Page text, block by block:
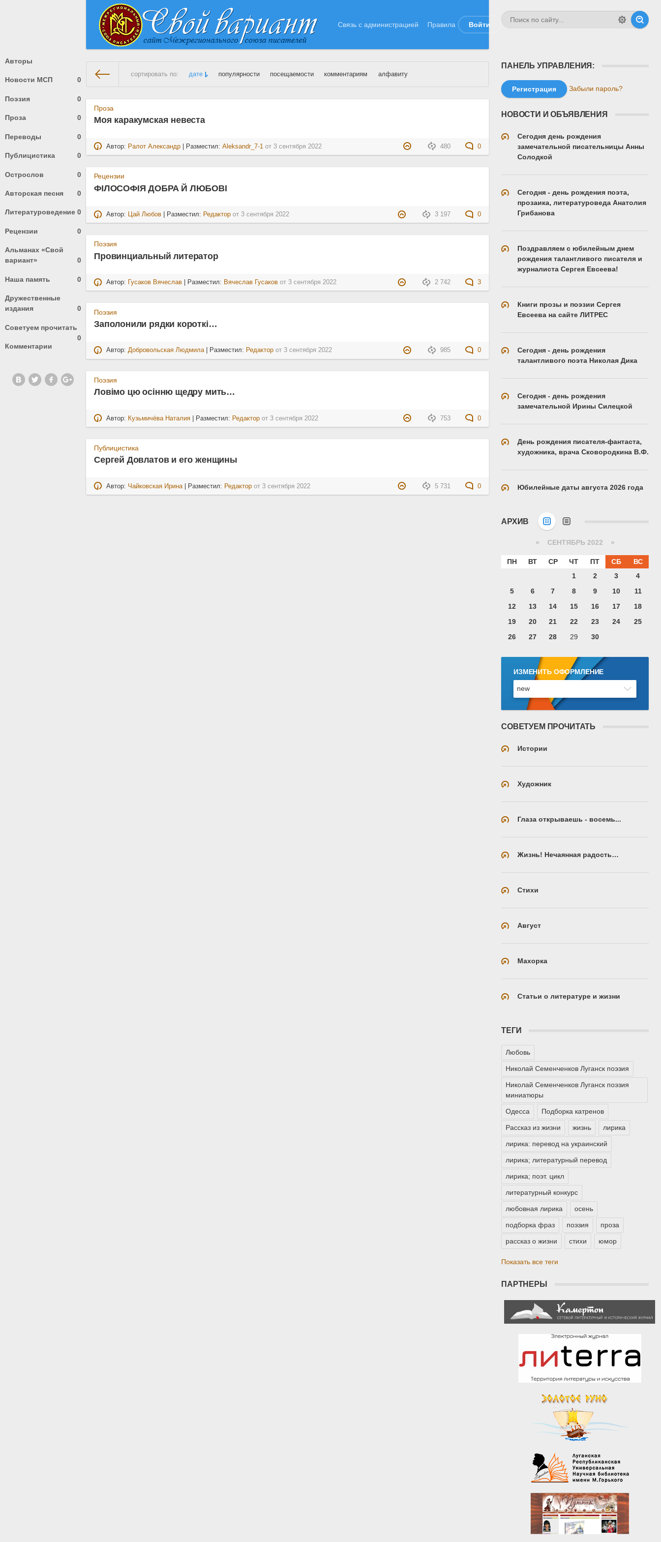
Связь с администрацией Правила Войти
Авторы
Новости МСП 0
Поэзия 0
Проза 0
Переводы 0
Публицистика 0
Острослов 0
Авторская песня 0
Литературоведение 0
Рецензии 0
Альманах «Свой
вариант»
0
Наша память 0
Дружественные
издания
0
Советуем прочитать
0
Комментарии
сортировать по: дате популярности посещаемости комментариям алфавиту
На главную» Материалы за 03.09.2022
Проза
Моя каракумская невеста
480 0
Автор: Ралот Александр | Разместил:Aleksandr_7-1 от 3 сентября 2022
Рецензии
ФІЛОСОФІЯ ДОБРА Й ЛЮБОВІ
3 197 0
Автор: Цай Любов | Разместил: Редактор от 3 сентября 2022
Поэзия
Провинциальный литератор
2 742 3
Автор: Гусаков Вячеслав | Разместил: Вячеслав Гусаков от 3 сентября 2022
Поэзия
Заполонили рядки короткі…
985 0
Автор:Добровольская Людмила| Разместил: Редактор от 3 сентября 2022
Поэзия
Ловімо цю осінню щедру мить…
753 0
Автор: Кузьмичёва Наталия | Разместил: Редактор от 3 сентября 2022
Публицистика
Сергей Довлатов и его женщины
5 731 0
Автор: Чайковская Ирина | Разместил: Редактор от 3 сентября 2022
ПАНЕЛЬ УПРАВЛЕНИЯ:
Регистрация Забыли пароль?
НОВОСТИ И ОБЪЯВЛЕНИЯ
Сегодня день рождения
замечательной писательницы Анны
Солодкой
Сегодня - день рождения поэта,
прозаика, литературоведа Анатолия
Грибанова
Поздравляем с юбилейным днем
рождения талантливого писателя и
журналиста Сергея Евсеева!
Книги прозы и поэзии Сергея
Евсеева на сайте ЛИТРЕС
Сегодня - день рождения
талантливого поэта Николая Дика
Сегодня - день рождения
замечательной Ирины Силецкой
День рождения писателя-фантаста,
художника, врача Сковородкина В.Ф.
Юбилейные даты августа 2026 года
АРХИВ
« СЕНТЯБРЬ 2022 »
ПН ВТ СР ЧТ ПТ СБ
ВС
1
2 3
4
5
6 7 8 9 10
11
12
13 14 15 16 17
18
19
20 21 22 23 24
25
26
27 28 29 30
ИЗМЕНИТЬ ОФОРМЛЕНИЕ
СОВЕТУЕМ ПРОЧИТАТЬ
Истории
Художник
Глаза открываешь - восемь...
Жизнь! Нечаянная радость…
Стихи
Август
Махорка
Статьи о литературе и жизни
ТЕГИ
Любовь
Николай Семенченков Луганск поэзия
Николай Семенченков Луганск поэзия
миниатюры
Одесса Подборка катренов
Рассказ из жизни жизнь лирика
лирика: перевод на украинский
лирика; литературный перевод
лирика; поэт. цикл
литературный конкурс
любовная лирика осень
подборка фраз поэзия проза
рассказ о жизни стихи юмор
Показать все теги
ПАРТНЕРЫ